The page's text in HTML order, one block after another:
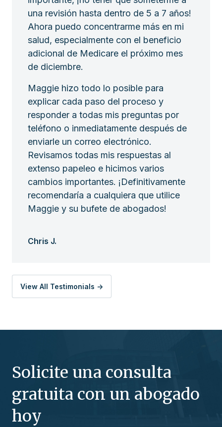
una revisión hasta dentro de 5 a 7 años!
Ahora puedo concentrarme más en mi
salud, especialmente con el beneficio
adicional de Medicare el próximo mes
de diciembre.
Maggie hizo todo lo posible para
explicar cada paso del proceso y
responder a todas mis preguntas por
teléfono o inmediatamente después de
enviarle un correo electrónico.
Revisamos todas mis respuestas al
extenso papeleo e hicimos varios
cambios importantes. ¡Definitivamente
recomendaría a cualquiera que utilice
Maggie y su bufete de abogados!
Chris J.
View All Testimonials ->
Solicite una consulta
gratuita con un abogado
hoy